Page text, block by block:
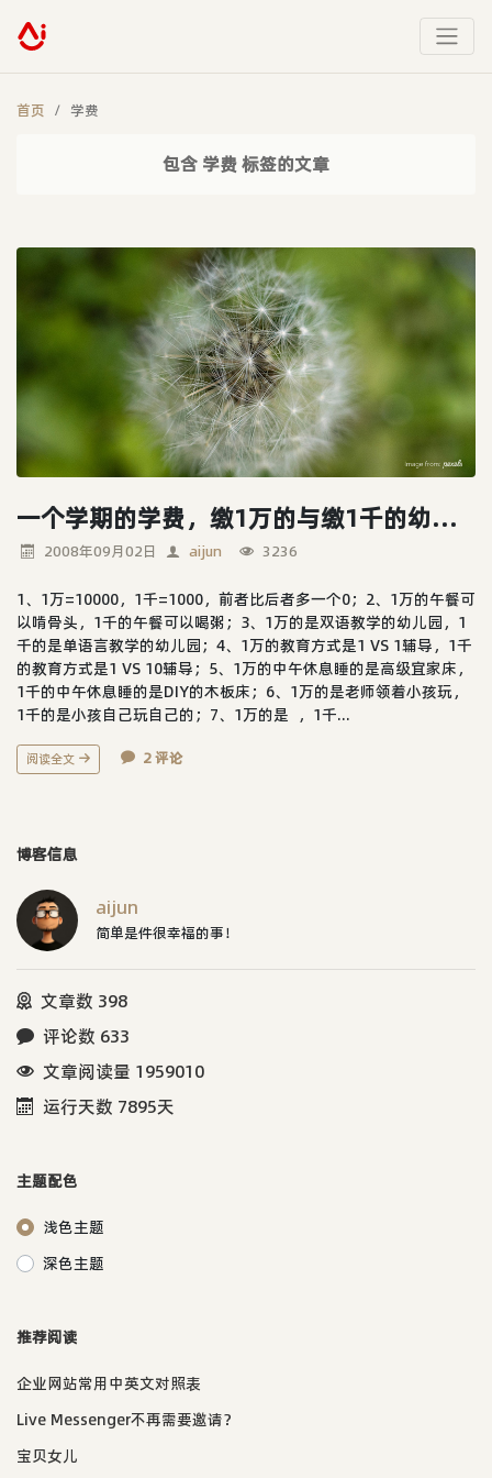
首页 学费
包含 学费 标签的文章
一个学期的学费，缴1万的与缴1千的幼儿园，有多大区别？
2008年09月02日 aijun 3236
1、1万=10000，1千=1000，前者比后者多一个0；2、1万的午餐可
以啃骨头，1千的午餐可以喝粥；3、1万的是双语教学的幼儿园，1
千的是单语言教学的幼儿园；4、1万的教育方式是1 VS 1辅导，1千
的教育方式是1 VS 10辅导；5、1万的中午休息睡的是高级宜家床，
1千的中午休息睡的是DIY的木板床；6、1万的是老师领着小孩玩，
1千的是小孩自己玩自己的；7、1万的是 ，1千...
阅读全文 2 评论
博客信息
aijun
简单是件很幸福的事！
文章数 398
评论数 633
文章阅读量 1959010
运行天数 7895天
主题配色
浅色主题
深色主题
推荐阅读
企业网站常用中英文对照表
Live Messenger不再需要邀请？
宝贝女儿